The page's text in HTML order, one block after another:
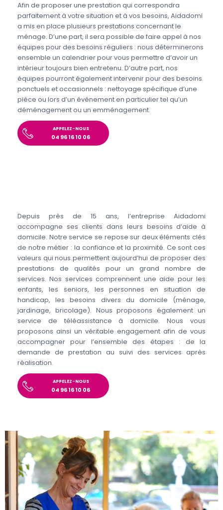
Afin de proposer une prestation qui correspondra
parfaitement à votre situation et à vos besoins, Aidadomi
a mis en place plusieurs prestations concernant le
ménage. D’une part, il sera possible de faire appel à nos
équipes pour des besoins réguliers : nous déterminerons
ensemble un calendrier pour vous permettre d’avoir un
intérieur toujours bien entretenu. D’autre part, nos
équipes pourront également intervenir pour des besoins
ponctuels et occasionnels : nettoyage spécifique d’une
pièce ou lors d’un événement en particulier tel qu’un
déménagement ou un emménagement.
APPELEZ-NOUS
04 96 16 10 06
Depuis près de 15 ans, l’entreprise Aidadomi
accompagne ses clients dans leurs besoins d’aide à
domicile. Notre service se repose sur deux éléments clés
de notre métier : la confiance et la proximité. Ce sont ces
valeurs qui nous permettent aujourd’hui de proposer des
prestations de qualités pour un grand nombre de
services. Nos services comprennent une aide pour les
enfants, les seniors, les personnes en situation de
handicap, les besoins divers du domicile (ménage,
jardinage, bricolage). Nous proposons également un
service de téléassistance à domicile. Nous vous
proposons ainsi un véritable engagement afin de vous
accompagner pour l’ensemble des étapes : de la
demande de prestation au suivi des services après
réalisation.
APPELEZ-NOUS
04 96 16 10 06